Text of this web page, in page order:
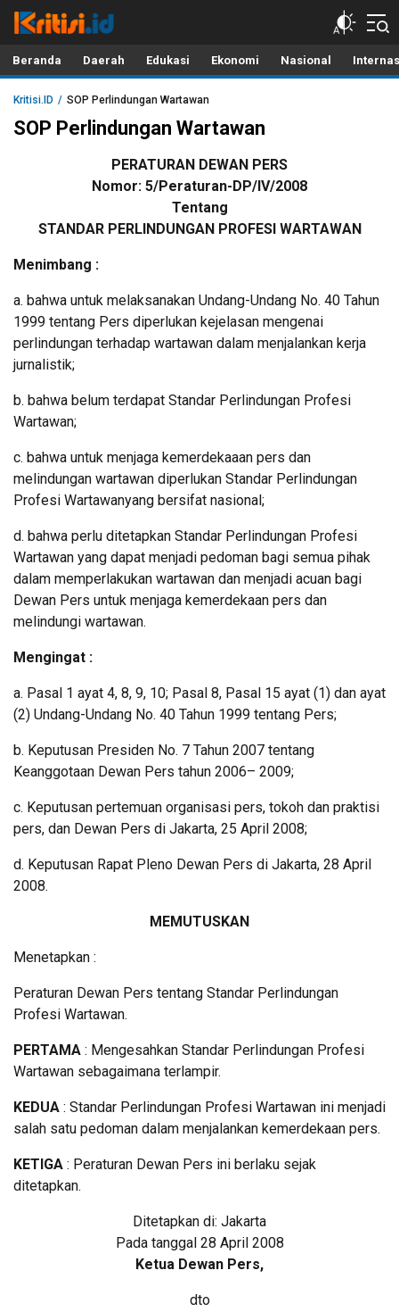
Kritisi.ID
Kritik untuk Negeri!
Beranda Daerah Edukasi Ekonomi Nasional
Kritisi.ID SOP Perlindungan Wartawan
SOP Perlindungan Wartawan
PERATURAN DEWAN PERS
Nomor: 5/Peraturan-DP/IV/2008
Tentang
STANDAR PERLINDUNGAN PROFESI WARTAWAN
Menimbang :
a. bahwa untuk melaksanakan Undang-Undang No. 40 Tahun
1999 tentang Pers diperlukan kejelasan mengenai
perlindungan terhadap wartawan dalam menjalankan kerja
jurnalistik;
b. bahwa belum terdapat Standar Perlindungan Profesi
Wartawan;
c. bahwa untuk menjaga kemerdekaaan pers dan
melindungan wartawan diperlukan Standar Perlindungan
Profesi Wartawanyang bersifat nasional;
d. bahwa perlu ditetapkan Standar Perlindungan Profesi
Wartawan yang dapat menjadi pedoman bagi semua pihak
dalam memperlakukan wartawan dan menjadi acuan bagi
Dewan Pers untuk menjaga kemerdekaan pers dan
melindungi wartawan.
Mengingat :
a. Pasal 1 ayat 4, 8, 9, 10; Pasal 8, Pasal 15 ayat (1) dan ayat
(2) Undang-Undang No. 40 Tahun 1999 tentang Pers;
b. Keputusan Presiden No. 7 Tahun 2007 tentang
Keanggotaan Dewan Pers tahun 2006– 2009;
c. Keputusan pertemuan organisasi pers, tokoh dan praktisi
pers, dan Dewan Pers di Jakarta, 25 April 2008;
d. Keputusan Rapat Pleno Dewan Pers di Jakarta, 28 April
2008.
MEMUTUSKAN
Menetapkan :
Peraturan Dewan Pers tentang Standar Perlindungan
Profesi Wartawan.
PERTAMA : Mengesahkan Standar Perlindungan Profesi
Wartawan sebagaimana terlampir.
KEDUA : Standar Perlindungan Profesi Wartawan ini menjadi
salah satu pedoman dalam menjalankan kemerdekaan pers.
KETIGA : Peraturan Dewan Pers ini berlaku sejak
ditetapkan.
Ditetapkan di: Jakarta
Pada tanggal 28 April 2008
Ketua Dewan Pers,
dto